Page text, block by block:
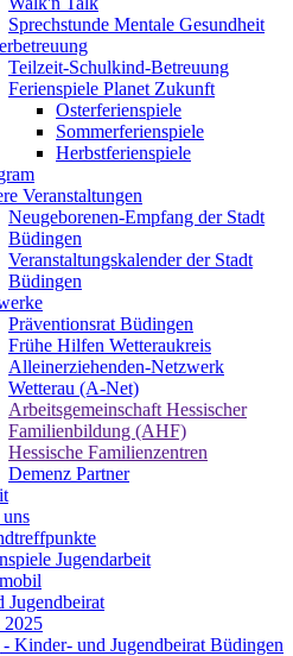
Sprechstunde Mentale Gesundheit
Teilzeit-Schulkind-Betreuung
Ferienspiele Planet Zukunft
Osterferienspiele
Sommerferienspiele
Herbstferienspiele
Veranstaltungen
Neugeborenen-Empfang der Stadt
Büdingen
Veranstaltungskalender der Stadt
Büdingen
Präventionsrat Büdingen
Frühe Hilfen Wetteraukreis
Alleinerziehenden-Netzwerk
Wetterau (A-Net)
Arbeitsgemeinschaft Hessischer
Familienbildung (AHF)
Hessische Familienzentren
Demenz Partner
Jugendarbeit
Jugendbeirat
2025
Kinder- und Jugendbeirat Büdingen